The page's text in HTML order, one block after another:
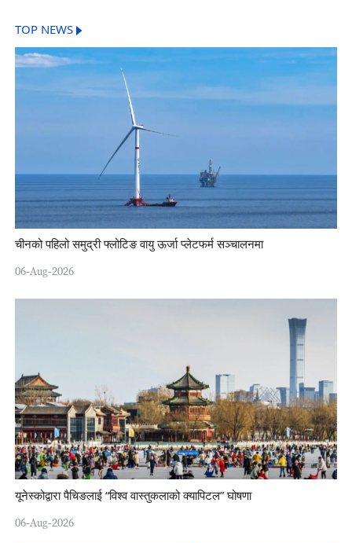
TOP NEWS
चीनको पहिलो समुद्री फ्लोटिङ वायु ऊर्जा प्लेटफर्म सञ्चालनमा
06-Aug-2026
यूनेस्कोद्वारा पैचिङलाई “विश्व वास्तुकलाको क्यापिटल” घोषणा
06-Aug-2026